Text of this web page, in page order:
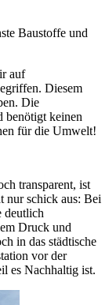
Baustoffe und
auf
Diesem
Die
benötigt keinen
für die Umwelt!
transparent, ist
nur schick aus: Bei
deutlich
Druck und
in das städtische
vor der
es Nachhaltig ist.